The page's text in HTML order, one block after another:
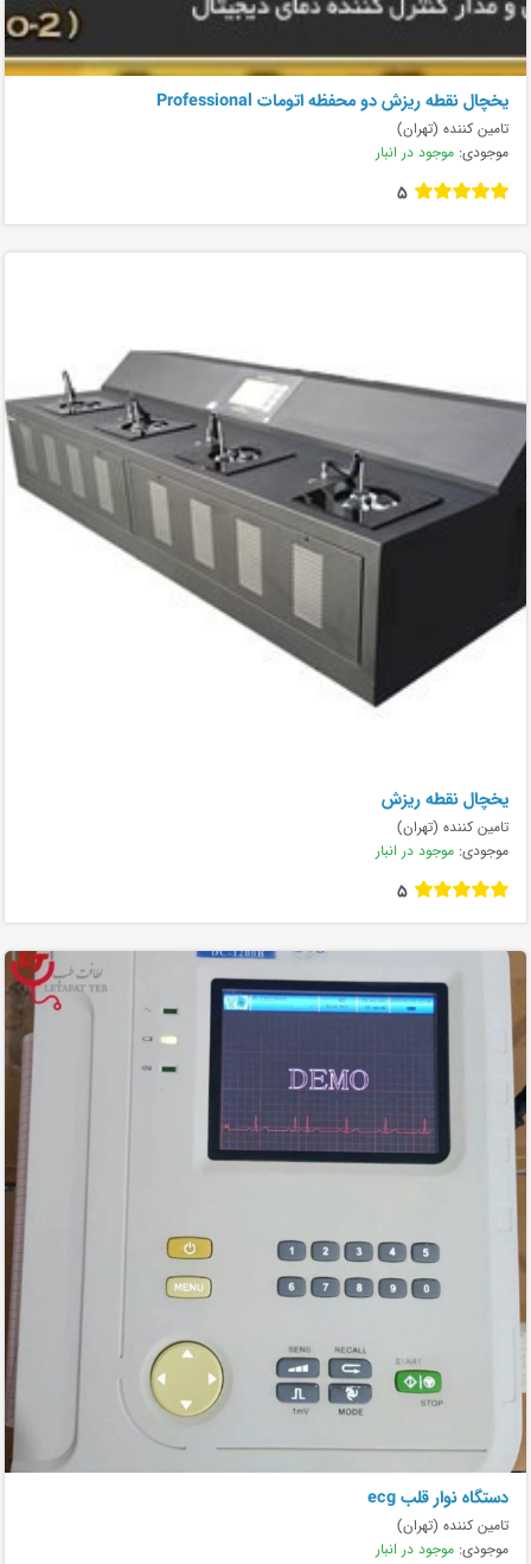
يخچال نقطه ريزش دو محفظه اتومات Professional
تامین کننده (تهران)
موجودی: موجود در انبار
5
يخچال نقطه ريزش
تامین کننده (تهران)
موجودی: موجود در انبار
5
دستگاه نوار قلب ecg
تامین کننده (تهران)
موجودی: موجود در انبار